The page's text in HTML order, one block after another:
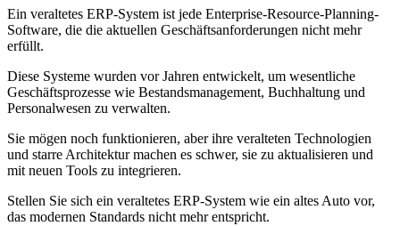
Ein veraltetes ERP-System ist jede Enterprise-Resource-Planning-
Software, die die aktuellen Geschäftsanforderungen nicht mehr
erfüllt.
Diese Systeme wurden vor Jahren entwickelt, um wesentliche
Geschäftsprozesse wie Bestandsmanagement, Buchhaltung und
Personalwesen zu verwalten.
Sie mögen noch funktionieren, aber ihre veralteten Technologien
und starre Architektur machen es schwer, sie zu aktualisieren und
mit neuen Tools zu integrieren.
Stellen Sie sich ein veraltetes ERP-System wie ein altes Auto vor,
das modernen Standards nicht mehr entspricht.